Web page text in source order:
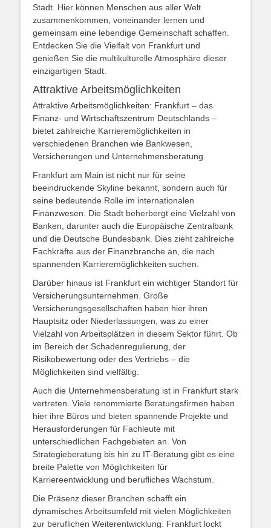
Stadt. Hier können Menschen aus aller Welt
zusammenkommen, voneinander lernen und
gemeinsam eine lebendige Gemeinschaft schaffen.
Entdecken Sie die Vielfalt von Frankfurt und
genießen Sie die multikulturelle Atmosphäre dieser
einzigartigen Stadt.
Attraktive Arbeitsmöglichkeiten
Attraktive Arbeitsmöglichkeiten: Frankfurt – das
Finanz- und Wirtschaftszentrum Deutschlands –
bietet zahlreiche Karrieremöglichkeiten in
verschiedenen Branchen wie Bankwesen,
Versicherungen und Unternehmensberatung.
Frankfurt am Main ist nicht nur für seine
beeindruckende Skyline bekannt, sondern auch für
seine bedeutende Rolle im internationalen
Finanzwesen. Die Stadt beherbergt eine Vielzahl von
Banken, darunter auch die Europäische Zentralbank
und die Deutsche Bundesbank. Dies zieht zahlreiche
Fachkräfte aus der Finanzbranche an, die nach
spannenden Karrieremöglichkeiten suchen.
Darüber hinaus ist Frankfurt ein wichtiger Standort für
Versicherungsunternehmen. Große
Versicherungsgesellschaften haben hier ihren
Hauptsitz oder Niederlassungen, was zu einer
Vielzahl von Arbeitsplätzen in diesem Sektor führt. Ob
im Bereich der Schadenregulierung, der
Risikobewertung oder des Vertriebs – die
Möglichkeiten sind vielfältig.
Auch die Unternehmensberatung ist in Frankfurt stark
vertreten. Viele renommierte Beratungsfirmen haben
hier ihre Büros und bieten spannende Projekte und
Herausforderungen für Fachleute mit
unterschiedlichen Fachgebieten an. Von
Strategieberatung bis hin zu IT-Beratung gibt es eine
breite Palette von Möglichkeiten für
Karriereentwicklung und berufliches Wachstum.
Die Präsenz dieser Branchen schafft ein
dynamisches Arbeitsumfeld mit vielen Möglichkeiten
zur beruflichen Weiterentwicklung. Frankfurt lockt